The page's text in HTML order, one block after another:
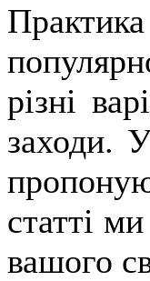
різні
заходи.
статті
вашого